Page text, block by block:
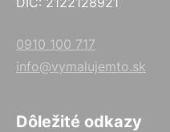
0910 100 717
info@vymalujemto.sk
Dôležité odkazy